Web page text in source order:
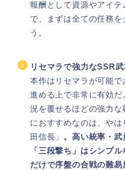
報酬として資源やアイ
で、まずは全ての任務
う。
リセマラで強力なSSR武
本作はリセマラが可能
進める上で非常に有効
況を覆せるほどの強力
におすすめなのは、や
田信長」 。高い統率・
「三段撃ち」はシンプ
だけで序盤の合戦の難